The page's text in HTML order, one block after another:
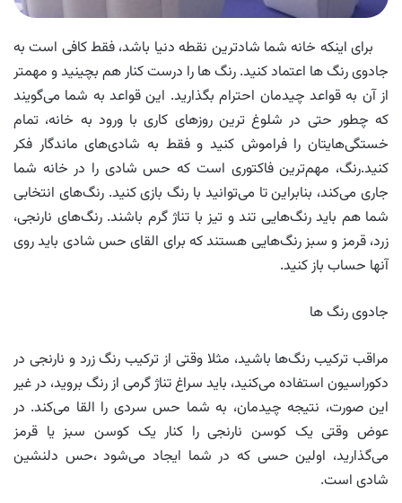
برای اینکه خانه شما شادترین نقطه دنیا باشد، فقط کافی است به
جادوی رنگ ها اعتماد کنید. رنگ ها را درست کنار هم بچینید و مهمتر
از آن به قواعد چیدمان احترام بگذارید. این قواعد به شما می‌گویند
که چطور حتی در شلوغ ترین روزهای کاری با ورود به خانه، تمام
خستگی‌هایتان را فراموش کنید و فقط به شادی‌های ماندگار فکر
کنید.رنگ، مهم‌ترین فاکتوری است که حس شادی را در خانه شما
جاری می‌کند، بنابراین تا می‌توانید با رنگ بازی کنید. رنگ‌های انتخابی
شما هم باید رنگ‌هایی تند و تیز با تناژ گرم باشند. رنگ‌های نارنجی،
زرد، قرمز و سبز رنگ‌هایی هستند که برای القای حس شادی باید روی
آنها حساب باز کنید.
جادوی رنگ ها
مراقب ترکیب رنگ‌ها باشید، مثلا وقتی از ترکیب رنگ زرد و نارنجی در
دکوراسیون استفاده می‌کنید، باید سراغ تناژ گرمی از رنگ بروید، در غیر
این صورت، نتیجه چیدمان، به شما حس سردی را القا می‌کند. در
عوض وقتی یک کوسن نارنجی را کنار یک کوسن سبز یا قرمز
می‌گذارید، اولین حسی که در شما ایجاد می‌شود ،حس دلنشین
شادی است.